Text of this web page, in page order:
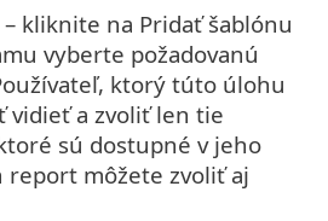
– kliknite na Pridať šablónu
vyberte požadovanú
ktorý túto úlohu
vidieť a zvoliť len tie
sú dostupné v jeho
report môžete zvoliť aj